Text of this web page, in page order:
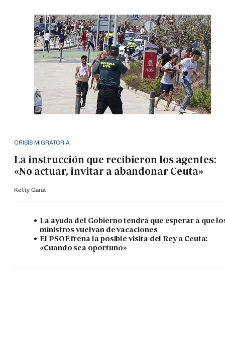
CRISIS MIGRATORIA
La instrucción que recibieron los agentes:
«No actuar, invitar a abandonar Ceuta»
Ketty Garat
La ayuda del Gobierno tendrá que esperar a que
ministros vuelvan de vacaciones
El PSOE frena la posible visita del Rey a Ceuta:
«Cuando sea oportuno»